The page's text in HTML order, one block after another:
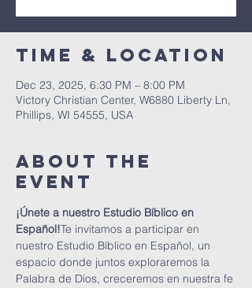
Time & Location
Dec 23, 2025, 6:30 PM – 8:00 PM
Victory Christian Center, W6880 Liberty Ln,
Phillips, WI 54555, USA
About The
Event
¡Únete a nuestro Estudio Bíblico en
Español!Te invitamos a participar en
nuestro Estudio Bíblico en Español, un
espacio donde juntos exploraremos la
Palabra de Dios, creceremos en nuestra fe